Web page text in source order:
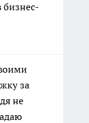
бизнес-
за
не